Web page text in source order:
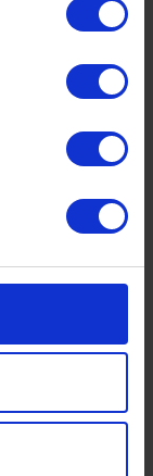
a
@ca,Andorra
,Refugi de
,Vacances de